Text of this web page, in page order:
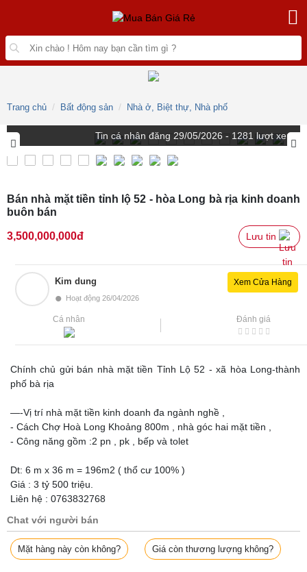
Trang chủ Bất động sản Nhà ở, Biệt thự, Nhà phố
Tin cá nhân đăng 29/05/2026 - 1281 lượt xem
Bán nhà mặt tiền tỉnh lộ 52 - hòa Long bà rịa kinh doanh
buôn bán
3,500,000,000đ
Kim dung Xem Cửa Hàng
• Hoạt động 26/04/2026
Cá nhân Đánh giá
Chính chủ gửi bán nhà mặt tiền Tỉnh Lộ 52 - xã hòa Long-thành
phố bà rịa
—-Vị trí nhà mặt tiền kinh doanh đa ngành nghề ,
- Cách Chợ Hoà Long Khoảng 800m , nhà góc hai mặt tiền ,
- Công năng gồm :2 pn , pk , bếp và tolet
Dt: 6 m x 36 m = 196m2 ( thổ cư 100% )
Giá : 3 tỷ 500 triệu.
Liên hệ : 0763832768
Chat với người bán
Mặt hàng này còn không? Giá còn thương lượng không?